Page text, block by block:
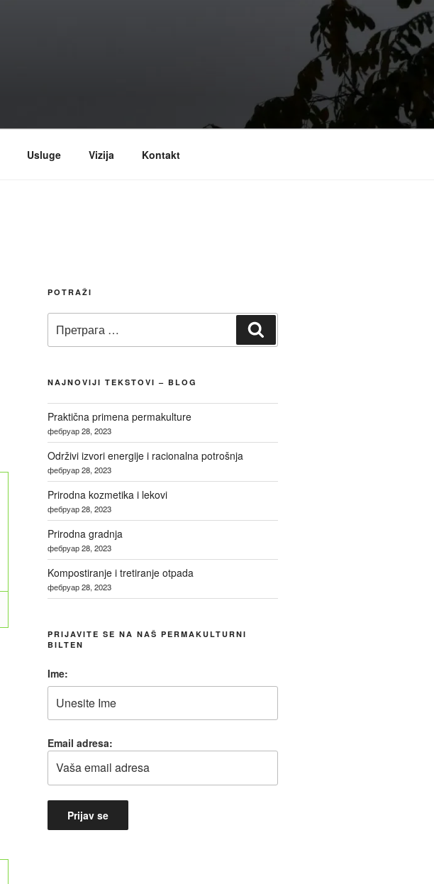
Usluge Vizija Kontakt
POTRAŽI
за:
NAJNOVIJI TEKSTOVI – BLOG
Praktična primena permakulture
фебруар 28, 2023
Održivi izvori energije i racionalna potrošnja
фебруар 28, 2023
Prirodna kozmetika i lekovi
фебруар 28, 2023
Prirodna gradnja
фебруар 28, 2023
Kompostiranje i tretiranje otpada
фебруар 28, 2023
PRIJAVITE SE NA NAŠ PERMAKULTURNI
BILTEN
Ime:
Email adresa: